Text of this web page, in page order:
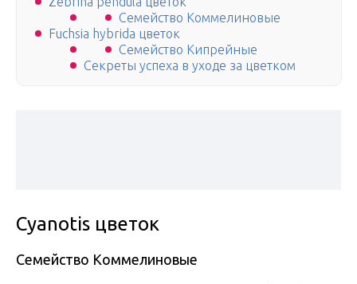
Семейство Коммелиновые
Fuchsia hybrida цветок
Семейство Кипрейные
Секреты успеха в уходе за цветком
Cyanotis цветок
Семейство Коммелиновые